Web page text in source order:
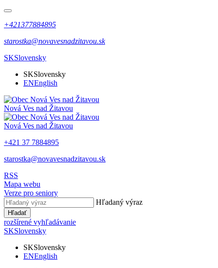
+421377884895
starostka@novavesnadzitavou.sk
SKSlovensky
SKSlovensky
ENEnglish
Nová Ves nad Žitavou
Nová Ves nad Žitavou
+421 37 7884895
starostka@novavesnadzitavou.sk
RSS
Mapa webu
Verze pro seniory
Hľadaný výraz
Hľadať
rozšírené vyhľadávanie
SKSlovensky
SKSlovensky
ENEnglish